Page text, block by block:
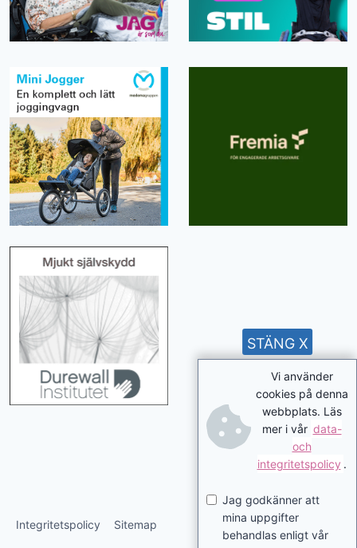
Integritetspolicy Sitemap
Vi använder
cookies på denna
webbplats. Läs
mer i vår data-
och
integritetspolicy .
Jag godkänner att
mina uppgifter
behandlas enligt vår
STÄNG X